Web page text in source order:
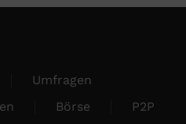
Umfragen
Börse
P2P